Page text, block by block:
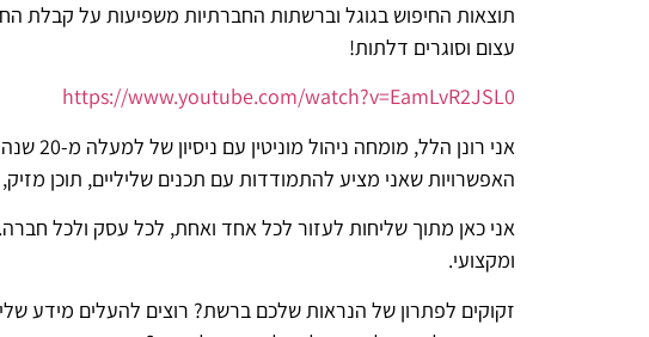
תוצאות החיפוש בגוגל וברשתות החברתיות משפיעות על קבלת
עצום וסוגרים דלתות!
https://www.youtube.com/watch?v=EamLvR2JSL0
אני
האפשרויות שאני מציע להתמודדות עם תכנים שליליים, תוכן
אני כאן מתוך שליחות לעזור לכל אחד ואחת, לכל עסק ולכל חברה.
ומקצועי.
זקוקים לפתרון של הנראות שלכם ברשת? רוצים להעלים מידע